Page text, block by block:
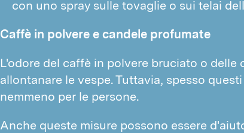
con uno spray sulle tovaglie o sui telai
Caffè in polvere e candele profumate
L'odore del caffè in polvere bruciato o
allontanare le vespe. Tuttavia, spesso
nemmeno per le persone.
Anche queste misure possono essere